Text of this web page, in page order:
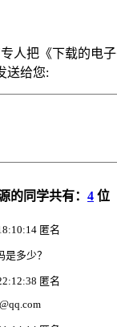
人把《下载的电
送给您:
的同学共有： 4 位
匿名
多少？
匿名